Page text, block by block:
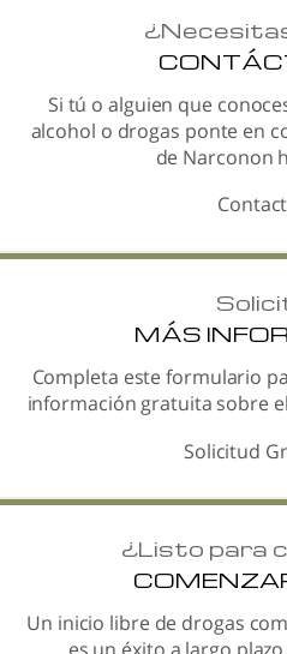
¿
Si tú o alguien que
alcohol o drogas ponte en
de Narconon
MÁS
Completa este formulario
información gratuita sobre
Solicitud
¿Listo para
Un inicio libre de drogas